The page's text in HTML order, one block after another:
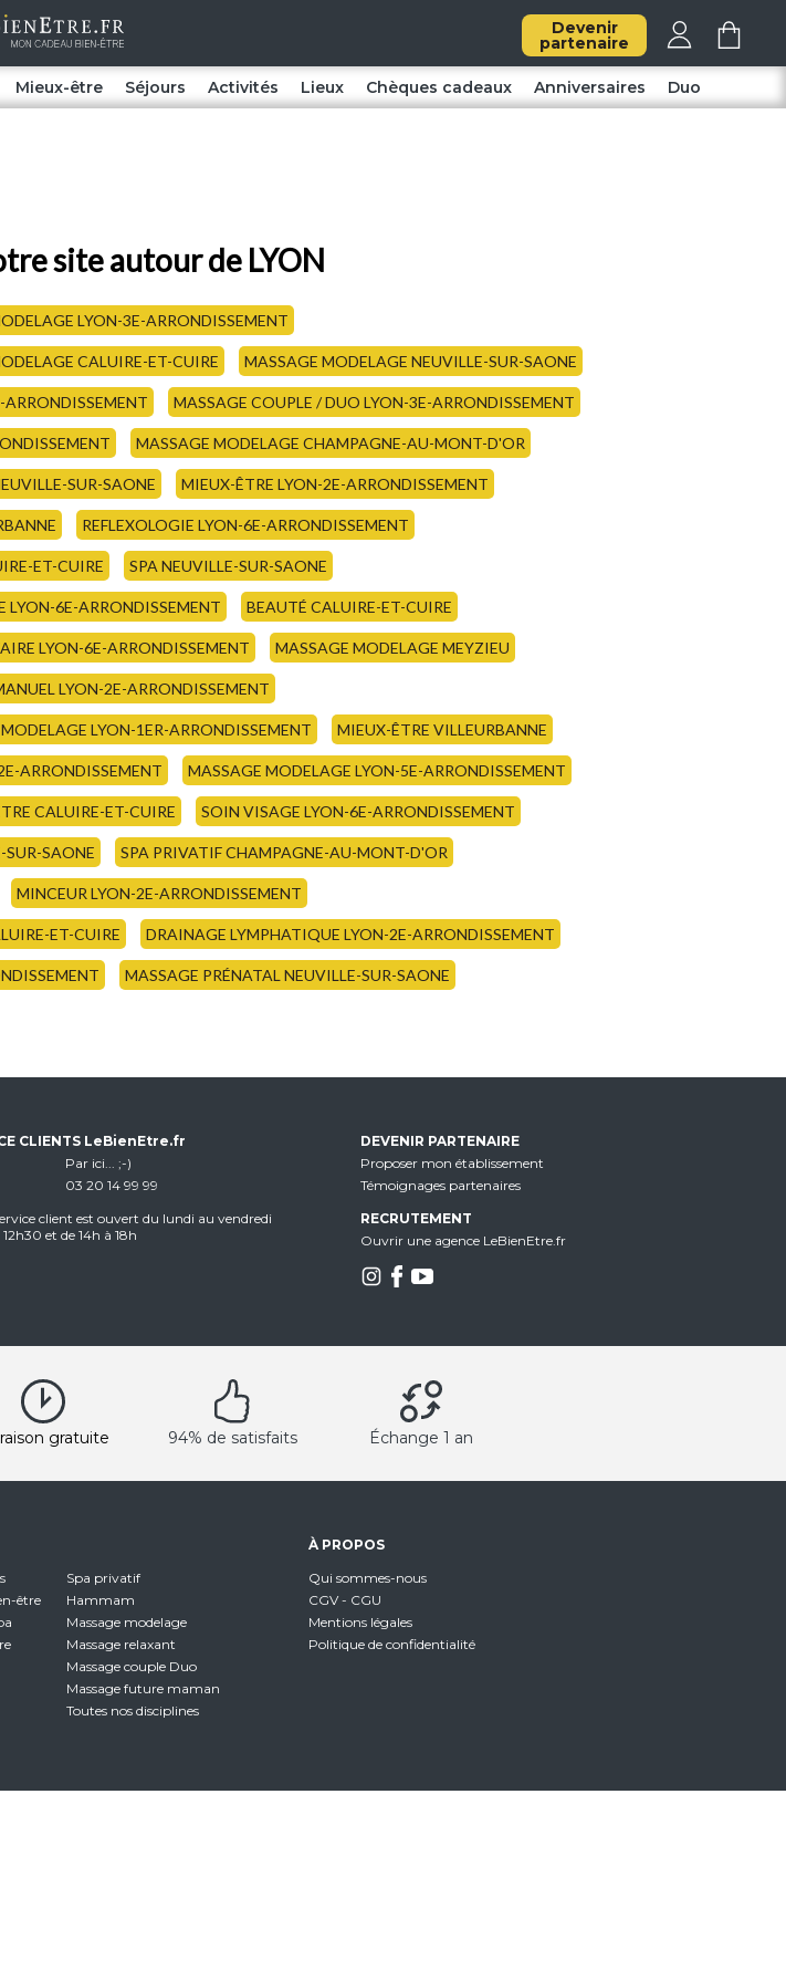
Devenir
partenaire
Mieux-être Séjours Activités Lieux Chèques cadeaux Anniversaires Duo
site autour de LYON
LYON-3E-ARRONDISSEMENT
CALUIRE-ET-CUIRE MASSAGE MODELAGE NEUVILLE-SUR-SAONE
MASSAGE COUPLE / DUO LYON-3E-ARRONDISSEMENT
MASSAGE MODELAGE CHAMPAGNE-AU-MONT-D'OR
SUR-SAONE MIEUX-ÊTRE LYON-2E-ARRONDISSEMENT
REFLEXOLOGIE LYON-6E-ARRONDISSEMENT
ET-CUIRE SPA NEUVILLE-SUR-SAONE
LYON-6E-ARRONDISSEMENT BEAUTÉ CALUIRE-ET-CUIRE
LYON-6E-ARRONDISSEMENT MASSAGE MODELAGE MEYZIEU
LYON-2E-ARRONDISSEMENT
LYON-1ER-ARRONDISSEMENT MIEUX-ÊTRE VILLEURBANNE
ARRONDISSEMENT MASSAGE MODELAGE LYON-5E-ARRONDISSEMENT
CALUIRE-ET-CUIRE SOIN VISAGE LYON-6E-ARRONDISSEMENT
SUR-SAONE SPA PRIVATIF CHAMPAGNE-AU-MONT-D'OR
MINCEUR LYON-2E-ARRONDISSEMENT
ET-CUIRE DRAINAGE LYMPHATIQUE LYON-2E-ARRONDISSEMENT
MASSAGE PRÉNATAL NEUVILLE-SUR-SAONE
CLIENTS LeBienEtre.fr
Par ici... ;-)
03 20 14 99 99
client est ouvert du lundi au vendredi
et de 14h à 18h
DEVENIR PARTENAIRE
Proposer mon établissement
Témoignages partenaires
RECRUTEMENT
Ouvrir une agence LeBienEtre.fr
gratuite 94% de satisfaits Échange 1 an
être
Spa privatif
Hammam
Massage modelage
Massage relaxant
Massage couple Duo
Massage future maman
Toutes nos disciplines
À PROPOS
Qui sommes-nous
CGV - CGU
Mentions légales
Politique de confidentialité